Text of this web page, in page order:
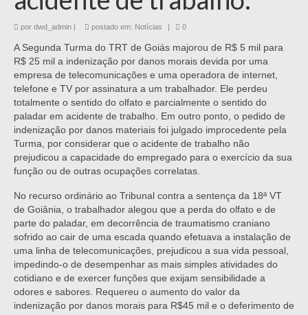
por dwd_admin postado em: Notícias 0
A Segunda Turma do TRT de Goiás majorou de R$ 5 mil para
R$ 25 mil a indenização por danos morais devida por uma
empresa de telecomunicações e uma operadora de internet,
telefone e TV por assinatura a um trabalhador. Ele perdeu
totalmente o sentido do olfato e parcialmente o sentido do
paladar em acidente de trabalho. Em outro ponto, o pedido de
indenização por danos materiais foi julgado improcedente pela
Turma, por considerar que o acidente de trabalho não
prejudicou a capacidade do empregado para o exercício da sua
função ou de outras ocupações correlatas.
No recurso ordinário ao Tribunal contra a sentença da 18ª VT
de Goiânia, o trabalhador alegou que a perda do olfato e de
parte do paladar, em decorrência de traumatismo craniano
sofrido ao cair de uma escada quando efetuava a instalação de
uma linha de telecomunicações, prejudicou a sua vida pessoal,
impedindo-o de desempenhar as mais simples atividades do
cotidiano e de exercer funções que exijam sensibilidade a
odores e sabores. Requereu o aumento do valor da
indenização por danos morais para R$45 mil e o deferimento de